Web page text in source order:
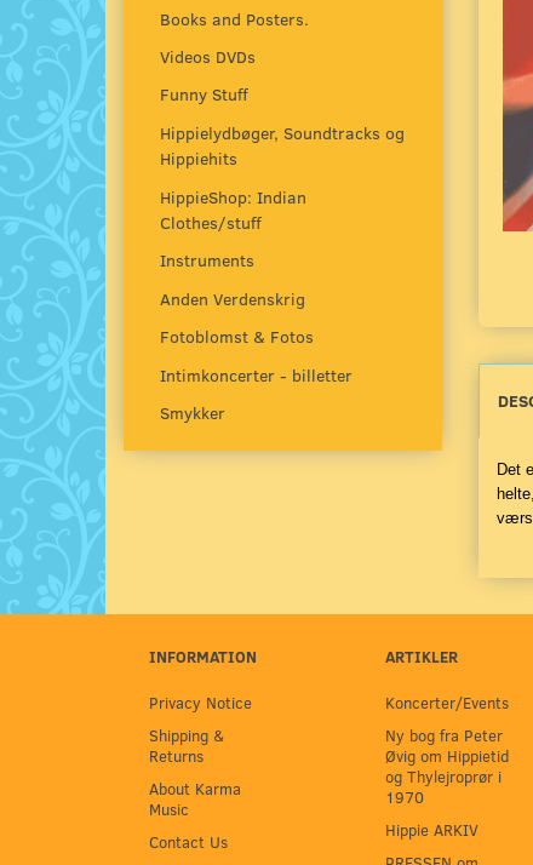
Books and Posters.
Videos DVDs
Funny Stuff
Hippielydbøger, Soundtracks og
Hippiehits
HippieShop: Indian
Clothes/stuff
Instruments
Anden Verdenskrig
Fotoblomst & Fotos
Intimkoncerter - billetter
Smykker
Det
INFORMATION
Privacy Notice
Shipping &
Returns
About Karma
Music
Contact Us
ARTIKLER
Koncerter/Events
Ny bog fra Peter
Øvig om Hippietid
og Thylejroprør i
1970
Hippie ARKIV